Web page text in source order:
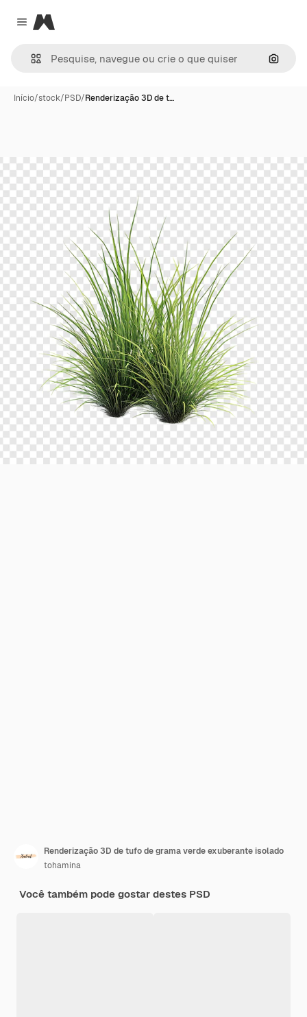
Close menu
Magnific
Início/stock/PSD/Renderização 3D de t…
Renderização 3D de tufo de grama verde exuberante isolado
tohamina
Você também pode gostar destes PSD